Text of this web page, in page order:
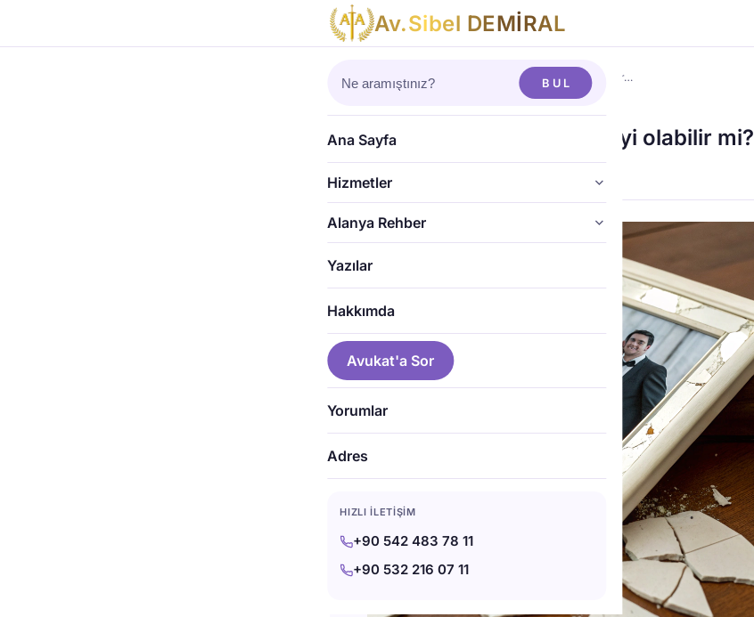
Av.Sibel DEMİRAL
BUL
Ana Sayfa
Hizmetler
Alanya Rehber
Yazılar
Hakkımda
Avukat'a Sor
Yorumlar
Adres
HIZLI İLETIŞIM
+90 542 483 78 11
+90 532 216 07 11
Ana Sayfa Boşanma› Boşanmak Benim için daha iyi olabilir…
Boşanmak Benim için daha iyi olabilir mi?